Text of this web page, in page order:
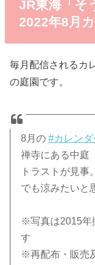
JR東海「そ
2022年8月
毎月配信されるカ
の庭園です。
8月の#カレン
禅寺にある中庭
トラストが見
でも涼みたいと
※写真は2015年
す​
※再配布・販売